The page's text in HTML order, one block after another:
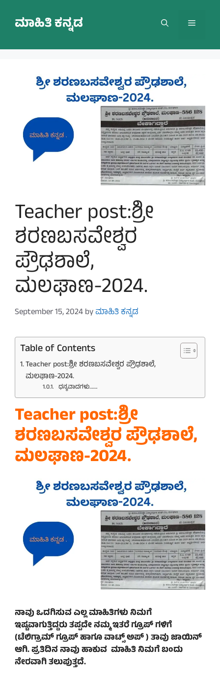
contentಮಾಹಿತಿ ಕನ್ನಡ Menu
Teacher post:ಶ್ರೀ
ಶರಣಬಸವೇಶ್ವರ
ಪ್ರೌಢಶಾಲೆ,
ಮಲಘಾಣ-2024.
September 15, 2024byಮಾಹಿತಿ ಕನ್ನಡ
Table of Contents
Teacher post:ಶ್ರೀ ಶರಣಬಸವೇಶ್ವರ ಪ್ರೌಢಶಾಲೆ,
ಮಲಘಾಣ-2024.
ಧನ್ಯವಾದಗಳು…….
Teacher post:ಶ್ರೀ
ಶರಣಬಸವೇಶ್ವರ ಪ್ರೌಢಶಾಲೆ,
ಮಲಘಾಣ-2024.
ನಾವು ಒದಗಿಸುವ ಎಲ್ಲ ಮಾಹಿತಿಗಳು ನಿಮಗೆ
ಇಷ್ಟವಾಗುತ್ತಿದ್ದರು ತಪ್ಪದೇ ನಮ್ಮ ಇತರೆ ಗ್ರೂಪ್ ಗಳಿಗೆ
(ಟೆಲಿಗ್ರಾಮ್ ಗ್ರೂಪ್ ಹಾಗೂ ವಾಟ್ಸ್ ಅಪ್ ) ತಾವು ಜಾಯಿನ್
ಆಗಿ. ಪ್ರತಿದಿನ ನಾವು ಹಾಕುವ ಮಾಹಿತಿ ನಿಮಗೆ ಬಂದು
ನೇರವಾಗಿ ತಲುಪುತ್ತದೆ.